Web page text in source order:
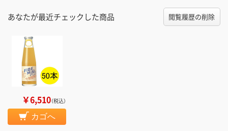
あなたが最近チェックした商品 閲覧履歴の削除
￥6,510（税込）
カゴへ